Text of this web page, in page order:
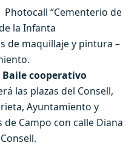
Photocall “Cementerio de
la Infanta
de maquillaje y pintura –
Baile cooperativo
las plazas del Consell,
Ayuntamiento y
Campo con calle Diana